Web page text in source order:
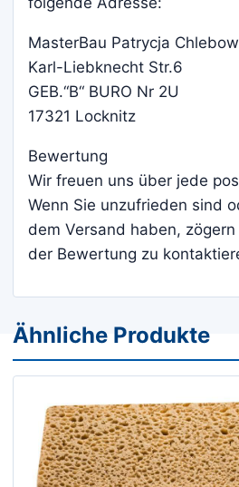
MasterBau Patrycja
Karl-Liebknecht Str.6
GEB.“B“ BURO Nr 2U
17321 Locknitz
Bewertung
Wir freuen uns über jede
Wenn Sie unzufrieden sind
dem Versand haben,
der Bewertung zu
Ähnliche Produkte